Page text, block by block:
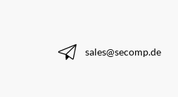
sales@secomp.de